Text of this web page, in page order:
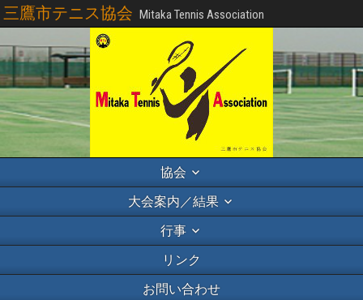
三鷹市テニス協会 Mitaka Tennis Association
協会
大会案内／結果
行事
リンク
お問い合わせ